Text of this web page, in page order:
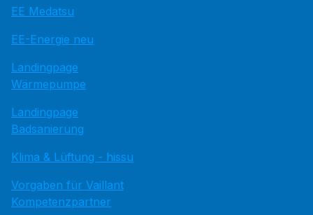
EE Medatsu
EE-Energie neu
Landingpage
Wärmepumpe
Landingpage
Badsanierung
Klima & Lüftung - hissu
Vorgaben für Vaillant
Kompetenzpartner